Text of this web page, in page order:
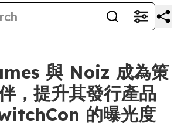
與 Noiz 成為策
，提升其發行產品
的曝光度